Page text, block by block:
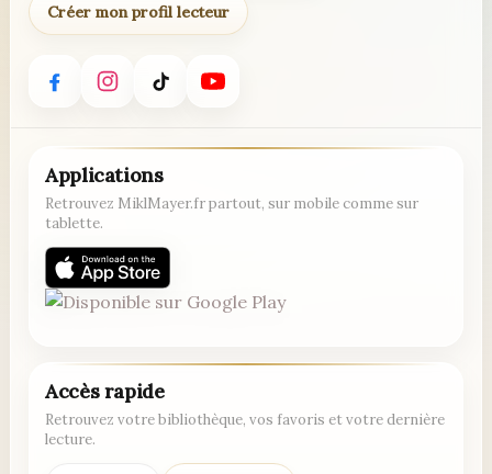
Créer mon profil lecteur
Applications
Retrouvez MiklMayer.fr partout, sur mobile comme sur
tablette.
Accès rapide
Retrouvez votre bibliothèque, vos favoris et votre dernière
lecture.